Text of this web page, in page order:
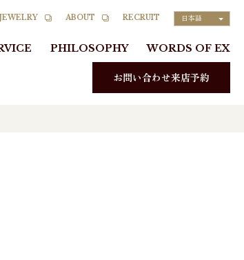
JEWELRY ABOUT RECRUIT 日本語
PHILOSOPHY WORDS OF EX
お問い合わせ来店予約